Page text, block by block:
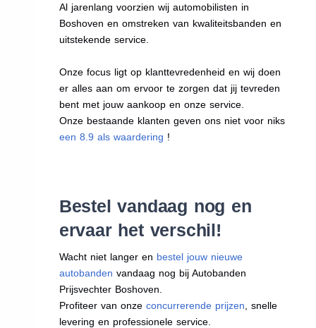
Al jarenlang voorzien wij automobilisten in
Boshoven en omstreken van kwaliteitsbanden en
uitstekende service.
Onze focus ligt op klanttevredenheid en wij doen
er alles aan om ervoor te zorgen dat jij tevreden
bent met jouw aankoop en onze service.
Onze bestaande klanten geven ons niet voor niks
een 8.9 als waardering !
Bestel vandaag nog en
ervaar het verschil!
Wacht niet langer en bestel jouw nieuwe
autobanden vandaag nog bij Autobanden
Prijsvechter Boshoven.
Profiteer van onze concurrerende prijzen , snelle
levering en professionele service.